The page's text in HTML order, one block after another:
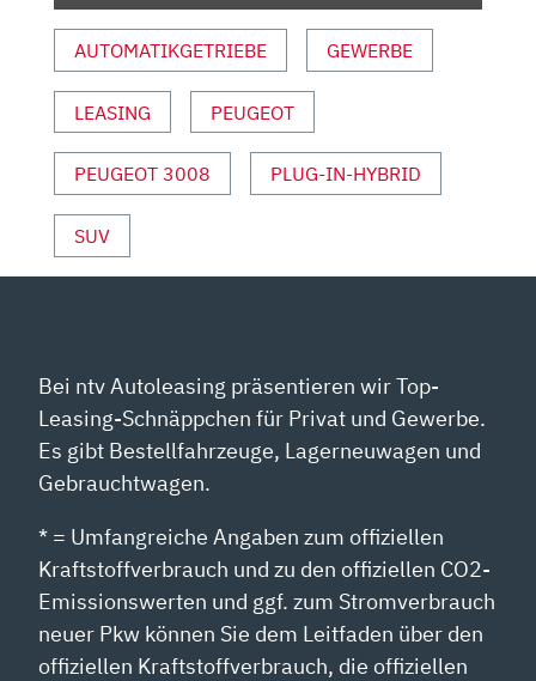
MOTOR
UND
SPORT“
VON
ANZEIGEN
AUTOMATIKGETRIEBE GEWERBE
LEASING PEUGEOT
PEUGEOT 3008 PLUG-IN-HYBRID
SUV
Bei ntv Autoleasing präsentieren wir Top-
Leasing-Schnäppchen für Privat und Gewerbe.
Es gibt Bestellfahrzeuge, Lagerneuwagen und
Gebrauchtwagen.
* = Umfangreiche Angaben zum offiziellen
Kraftstoffverbrauch und zu den offiziellen CO2-
Emissionswerten und ggf. zum Stromverbrauch
neuer Pkw können Sie dem Leitfaden über den
offiziellen Kraftstoffverbrauch, die offiziellen